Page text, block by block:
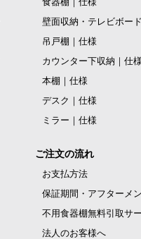
壁面収納・テレビボー
吊戸棚｜仕様
カウンター下収納｜仕様
本棚｜仕様
デスク｜仕様
ミラー｜仕様
ご注文の流れ
お支払方法
保証期間・アフターメ
不用食器棚無料引取サ
法人のお客様へ